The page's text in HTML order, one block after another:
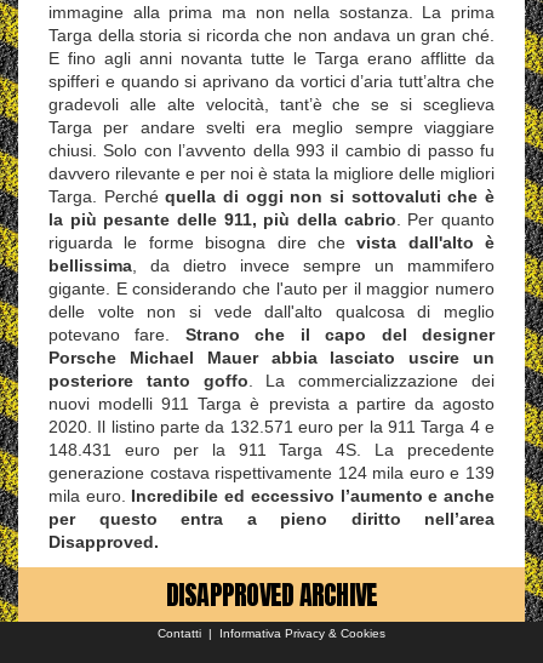
immagine alla prima ma non nella sostanza. La prima
Targa della storia si ricorda che non andava un gran ché.
E fino agli anni novanta tutte le Targa erano afflitte da
spifferi e quando si aprivano da vortici d’aria tutt’altra che
gradevoli alle alte velocità, tant’è che se si sceglieva
Targa per andare svelti era meglio sempre viaggiare
chiusi. Solo con l’avvento della 993 il cambio di passo fu
davvero rilevante e per noi è stata la migliore delle migliori
Targa. Perchéquella di oggi non si sottovaluti che è
la più pesante delle 911, più della cabrio . Per quanto
riguarda le forme bisogna dire chevista dall'alto è
bellissima , da dietro invece sempre un mammifero
gigante. E considerando che l'auto per il maggior numero
delle volte non si vede dall'alto qualcosa di meglio
potevano fare. Strano che il capo del designer
Porsche Michael Mauer abbia lasciato uscire un
posteriore tanto goffo . La commercializzazione dei
nuovi modelli 911 Targa è prevista a partire da agosto
2020. Il listino parte da 132.571 euro per la 911 Targa 4 e
148.431 euro per la 911 Targa 4S. La precedente
generazione costava rispettivamente 124 mila euro e 139
mila euro. Incredibile ed eccessivo l’aumento e anche
per questo entra a pieno diritto nell’area
Disapproved.
DISAPPROVED ARCHIVE
Contatti | Informativa Privacy & Cookies